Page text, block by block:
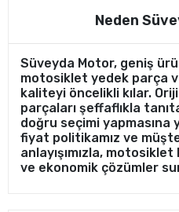
Neden
Süveyda Motor, geniş
motosiklet yedek parça
kaliteyi öncelikli kılar.
parçaları şeffaflıkla
doğru seçimi yapmasına
fiyat politikamız ve
anlayışımızla, motosiklet
ve ekonomik çözümler